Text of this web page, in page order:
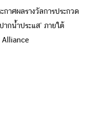
ขัดแย้งทั้งภายในและ
ถึงจุดนั้น จลาจล สงคราม
ยากอีกต่อไป เพราะฉะนั้น
กาศผลรางวัลการประกวด
กน้ำประแส’ ภายใต้
Alliance